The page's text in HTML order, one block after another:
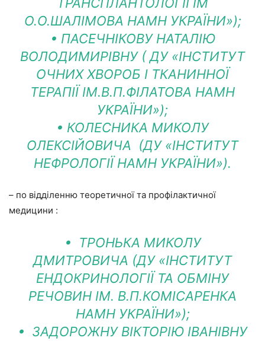
ТРАНСПЛАНТОЛОГІЇ ІМ
О.О.ШАЛІМОВА НАМН УКРАЇНИ»);
• ПАСЕЧНІКОВУ НАТАЛІЮ
ВОЛОДИМИРІВНУ ( ДУ «ІНСТИТУТ
ОЧНИХ ХВОРОБ І ТКАНИННОЇ
ТЕРАПІЇ ІМ.В.П.ФІЛАТОВА НАМН
УКРАЇНИ»);
• КОЛЕСНИКА МИКОЛУ
ОЛЕКСІЙОВИЧА (ДУ «ІНСТИТУТ
НЕФРОЛОГІЇ НАМН УКРАЇНИ»).
– по відділенню теоретичної та профілактичної
медицини :
• ТРОНЬКА МИКОЛУ
ДМИТРОВИЧА (ДУ «ІНСТИТУТ
ЕНДОКРИНОЛОГІЇ ТА ОБМІНУ
РЕЧОВИН ІМ. В.П.КОМІСАРЕНКА
НАМН УКРАЇНИ»);
• ЗАДОРОЖНУ ВІКТОРІЮ ІВАНІВНУ